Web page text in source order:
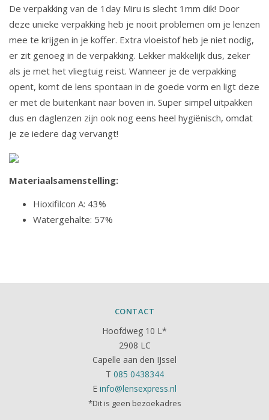
De verpakking van de 1day Miru is slecht 1mm dik! Door
deze unieke verpakking heb je nooit problemen om je lenzen
mee te krijgen in je koffer. Extra vloeistof heb je niet nodig,
er zit genoeg in de verpakking. Lekker makkelijk dus, zeker
als je met het vliegtuig reist. Wanneer je de verpakking
opent, komt de lens spontaan in de goede vorm en ligt deze
er met de buitenkant naar boven in. Super simpel uitpakken
dus en daglenzen zijn ook nog eens heel hygiënisch, omdat
je ze iedere dag vervangt!
Materiaalsamenstelling:
Hioxifilcon A: 43%
Watergehalte: 57%
CONTACT
Hoofdweg 10 L*
2908 LC
Capelle aan den IJssel
T 085 0438344
E info@lensexpress.nl
*Dit is geen bezoekadres